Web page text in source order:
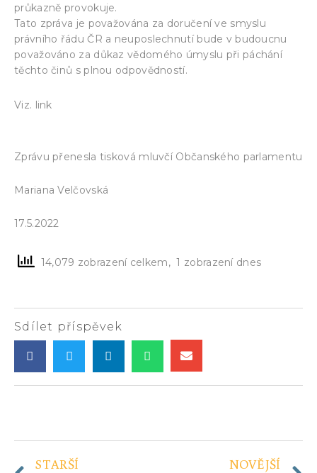
průkazně provokuje.
Tato zpráva je považována za doručení ve smyslu
právního řádu ČR a neuposlechnutí bude v budoucnu
považováno za důkaz vědomého úmyslu při páchání
těchto činů s plnou odpovědností.
Viz. link
Zprávu přenesla tisková mluvčí Občanského parlamentu
Mariana Velčovská
17.5.2022
14,079 zobrazení celkem, 1 zobrazení dnes
Sdílet příspěvek
STARŠÍ NOVĚJŠÍ